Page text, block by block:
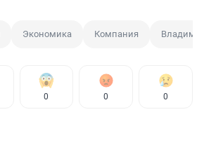
Экономика Компания
0 0 0